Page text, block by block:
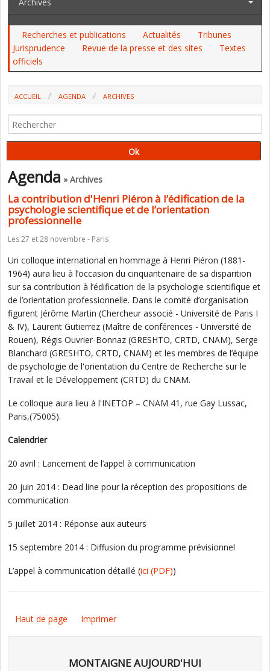
Recherches et publications Actualités
Tribunes
Jurisprudence
Revue de la presse et des sites
Textes
officiels
ACCUEIL AGENDA
ARCHIVES
PSYCHOLOGIE SCIENTIFIQUE ET DE L’ORIENTATION PROFESSIONNELLE
Agenda » Archives
La contribution d'Henri Piéron à l’édification de la
psychologie scientifique et de l’orientation
professionnelle
Les 27 et 28 novembre - Paris
Un colloque international en hommage à Henri Piéron (1881-
1964) aura lieu à l’occasion du cinquantenaire de sa disparition
sur sa contribution à l’édification de la psychologie scientifique et
de l’orientation professionnelle. Dans le comité d’organisation
figurent Jérôme Martin (Chercheur associé - Université de Paris I
& IV), Laurent Gutierrez (Maître de conférences - Université de
Rouen), Régis Ouvrier-Bonnaz (GRESHTO, CRTD, CNAM), Serge
Blanchard (GRESHTO, CRTD, CNAM) et les membres de l’équipe
de psychologie de l'orientation du Centre de Recherche sur le
Travail et le Développement (CRTD) du CNAM.
Le colloque aura lieu à l'INETOP – CNAM 41, rue Gay Lussac,
Paris,(75005).
Calendrier
20 avril : Lancement de l’appel à communication
20 juin 2014 : Dead line pour la réception des propositions de
communication
5 juillet 2014 : Réponse aux auteurs
15 septembre 2014 : Diffusion du programme prévisionnel
L’appel à communication détaillé (ici (PDF))
Haut de page Imprimer
MONTAIGNE AUJOURD'HUI